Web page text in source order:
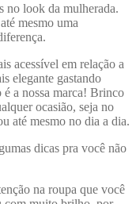
no look da mulherada.
mesmo uma
acessível em relação a
elegante gastando
é a nossa marca! Brinco
ocasião, seja no
até mesmo no dia a dia.
dicas pra você não
na roupa que você